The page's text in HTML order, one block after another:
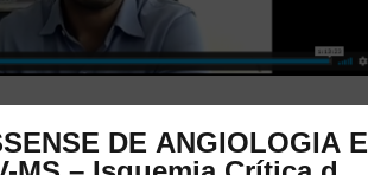
DE ANGIOLOGIA E